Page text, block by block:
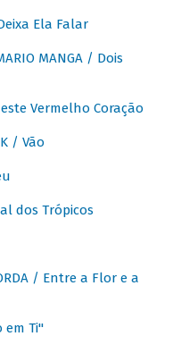
Ela Falar
MANGA / Dois
Vermelho Coração
/ Vão
dos Trópicos
/ Entre a Flor e a
em Ti"